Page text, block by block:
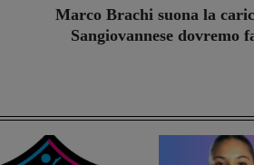
Marco Brachi suona la
Sangiovannese dovremo